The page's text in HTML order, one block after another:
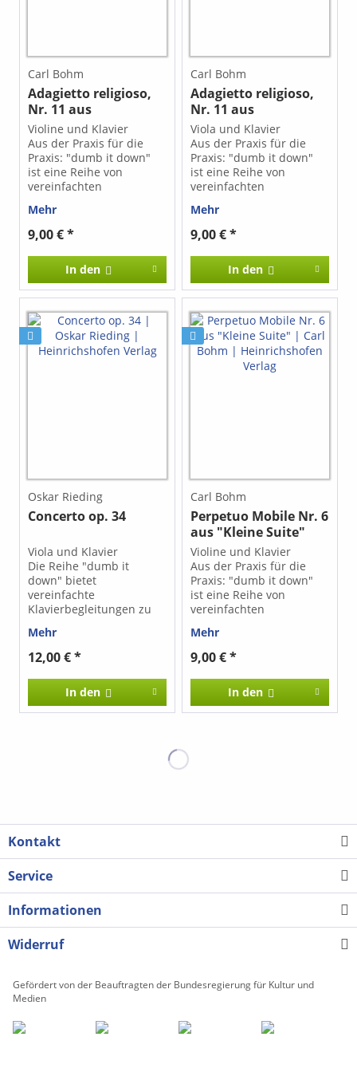
einen Wechsel von
Hochchor und Tiefchor
werden die von
Charpentier
komponierten
Klangfarben
eingefangen.
einen Wechsel von
Hochchor und Tiefchor
werden die von
Charpentier
komponierten
Klangfarben
eingefangen.
Carl Bohm
Adagietto religioso,
Nr. 11 aus
"Albumblätter"
Violine und Klavier
Aus der Praxis für die
Praxis: "dumb it down"
ist eine Reihe von
vereinfachten
Standardwerken
verschiedener
Instrumente, die auch
Klavierspielenden ohne
Studium die Möglichkeit
bieten, ihre
Schüler*innen, Kinder,
Freunde usw. zu
begleiten.
Schwierigkeitsgrad 2:
muss vor dem Unterricht
Mehr
9,00 € *
In den
Carl Bohm
Adagietto religioso,
Nr. 11 aus
"Albumblätter"
Viola und Klavier
Aus der Praxis für die
Praxis: "dumb it down"
ist eine Reihe von
vereinfachten
Standardwerken
verschiedener
Instrumente, die auch
Klavierspielenden ohne
Studium die Möglichkeit
bieten, ihre
Schüler*innen, Kinder,
Freunde usw. zu
begleiten. Bohm
komponierte das
„Adagietto religioso“
original für Violine in F-
unter "Ausgabe (bitte
auswählen)"
Mehr
9,00 € *
In den
Oskar Rieding
Concerto op. 34
Viola und Klavier
Die Reihe "dumb it
down" bietet
vereinfachte
Klavierbegleitungen zu
Violoncello, Flöte,
Klarinette und anderen
Instrumenten.
Schwierigkeitsgrad 3 :
Fingersätze müssen ggf.
eingetragen und geübt
Mehr
12,00 € *
In den
Carl Bohm
Perpetuo Mobile Nr. 6
aus "Kleine Suite"
Violine und Klavier
Aus der Praxis für die
Praxis: "dumb it down"
ist eine Reihe von
vereinfachten
Standardwerken
verschiedener
Instrumente, die auch
Klavierspielenden ohne
Studium die Möglichkeit
bieten, ihre
größtenteils, (im
Sie auf das Drop-down-
(bitte auswählen)"
Mehr
9,00 € *
In den
Kontakt
Service
Informationen
Widerruf
Gefördert von der Beauftragten der Bundesregierung für Kultur und
Medien